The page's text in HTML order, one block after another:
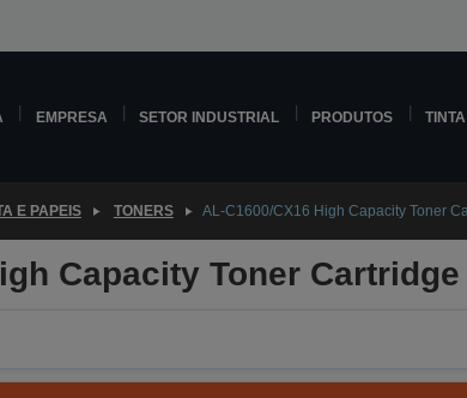
EMPRESA SETOR INDUSTRIAL PRODUTOS TINTA
E PAPEIS TONERS AL-C1600/CX16 High Capacity Toner
Capacity Toner